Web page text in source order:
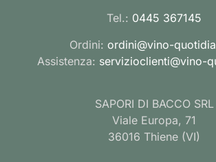
Tel.: 0445 367145
Ordini: ordini@vino-
Assistenza: servizioclienti@vino-
SAPORI DI BACCO SRL
Viale Europa, 71
36016 Thiene (VI)